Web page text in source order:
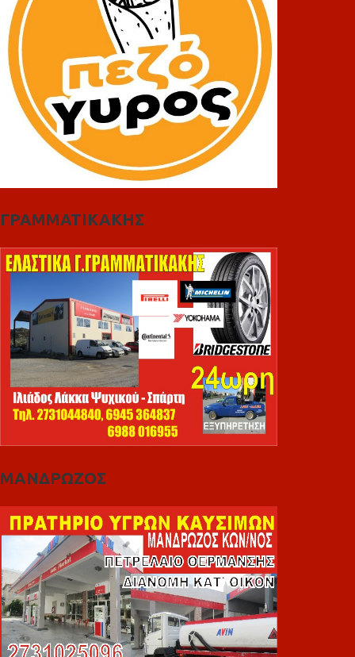
ΓΡΑΜΜΑΤΙΚΑΚΗΣ
ΜΑΝΔΡΩΖΟΣ